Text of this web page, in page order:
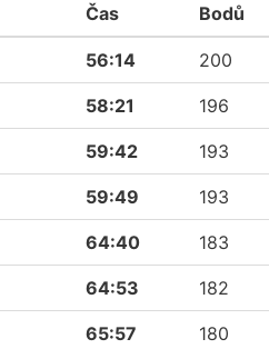
Čas Bodů
56:14 200
58:21 196
59:42 193
59:49 193
64:40 183
64:53 182
65:57 180